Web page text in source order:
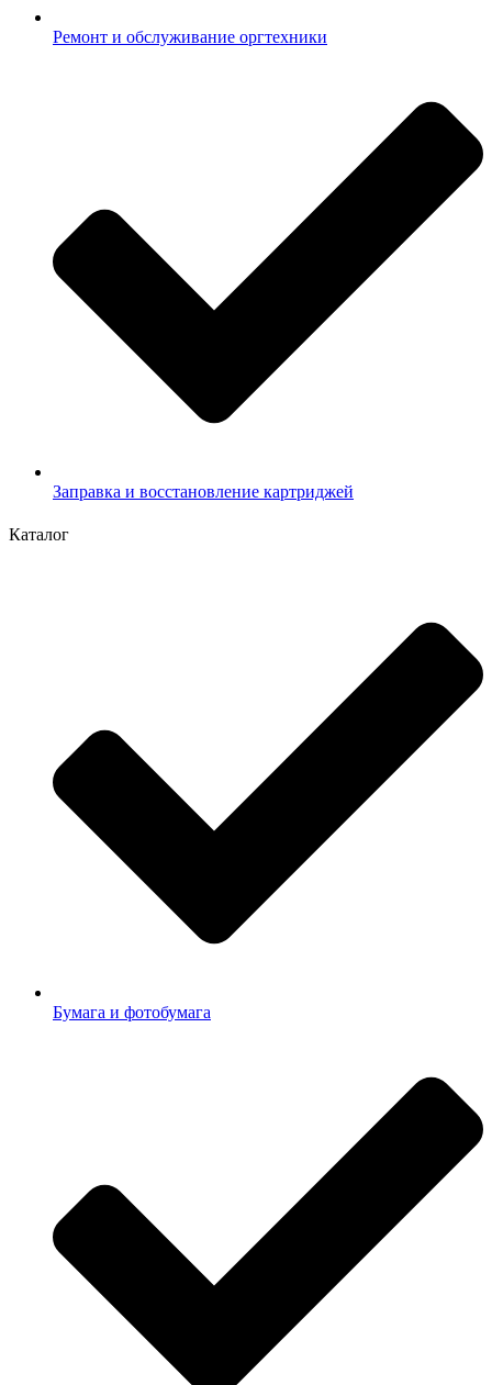
Ремонт и обслуживание оргтехники
Заправка и восстановление картриджей
Каталог
Бумага и фотобумага